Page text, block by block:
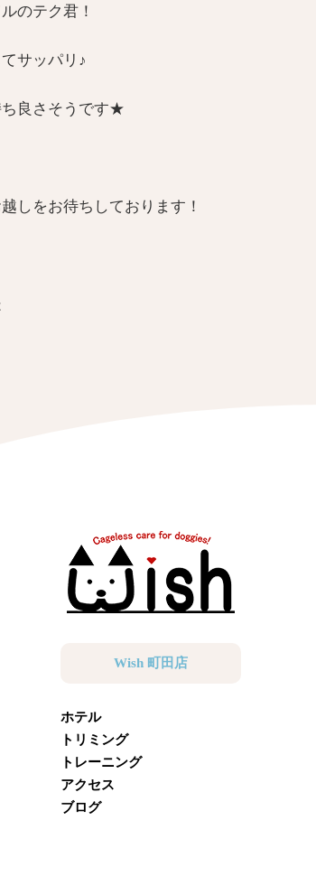
のテク君！
サッパリ♪
ち良さそうです★
しをお待ちしております！
Wish 町田店
ホテル
トリミング
トレーニング
アクセス
ブログ